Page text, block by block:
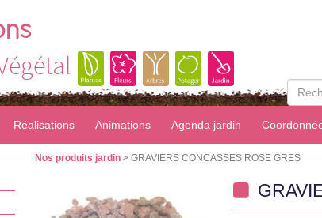
Réalisations Animations Agenda jardin
Nos produits jardin > GRAVIERS CONCASSES ROSE GRES